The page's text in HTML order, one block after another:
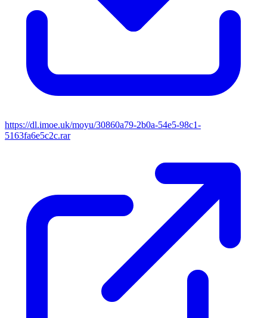
https://dl.imoe.uk/moyu/30860a79-2b0a-54e5-98c1-
5163fa6e5c2c.rar